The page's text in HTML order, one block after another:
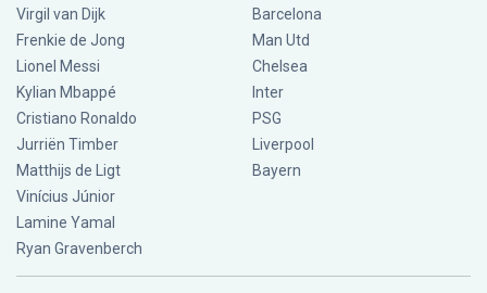
Virgil van Dijk
Frenkie de Jong
Lionel Messi
Kylian Mbappé
Cristiano Ronaldo
Jurriën Timber
Matthijs de Ligt
Vinícius Júnior
Lamine Yamal
Ryan Gravenberch
Barcelona
Man Utd
Chelsea
Inter
PSG
Liverpool
Bayern